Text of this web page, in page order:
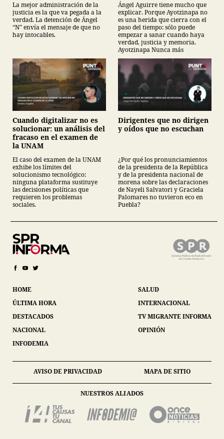
La mejor administración de la
justicia es la que va pegada a la
verdad. La detención de Ángel
“N” envía el mensaje de que no
hay intocables.
Ángel Aguirre tiene mucho que
explicar. Porque Ayotzinapa no
es una herida que cierra con el
paso del tiempo: sólo puede
empezar a sanar cuando haya
verdad, justicia y memoria.
Ayotzinapa Nunca más
Cuando digitalizar no es
solucionar: un análisis del
fracaso en el examen de
la UNAM
El caso del examen de la UNAM
exhibe los límites del
solucionismo tecnológico:
ninguna plataforma sustituye
las decisiones políticas que
requieren los problemas
sociales.
Dirigentes que no dirigen
y oídos que no escuchan
¿Por qué los pronunciamientos
de la presidenta de la República
y de la presidenta nacional de
morena sobre las declaraciones
de Nayeli Salvatori y Graciela
Palomares no tuvieron eco en
Puebla?
HOME
ÚLTIMA HORA
DESTACADOS
NACIONAL
INFODEMIA
SALUD
INTERNACIONAL
TV MIGRANTE INFORMA
OPINIÓN
AVISO DE PRIVACIDAD MAPA DE SITIO
NUESTROS ALIADOS